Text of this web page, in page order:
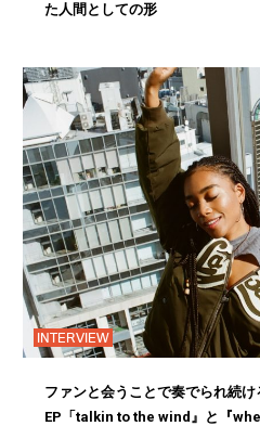
た人間としての形
INTERVIEW
ファンと会うことで奏でられ続
EP「talkin to the wind』と『